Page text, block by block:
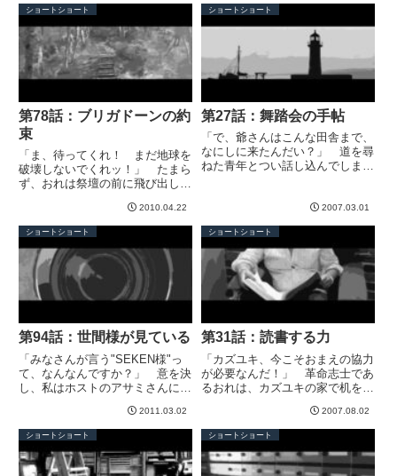
ショートショート
第78話：ブリガドーンの約
束
「ま、待ってくれ！ まだ地球を
破壊しないでくれッ！」 たまら
ず、おれは祭壇の前に飛び出して
た人影が、ぴたりと立ち止まる。
振り向いたローブの中には３つ、
４つ、７つの目が光っていた。
ごくり、と喉が鳴る。「おまえ
は...
2010.04.22
ショートショート
第27話：舞踏会の手帖
「で、爺さんはこんな田舎まで、
なにしに来たんだい？」 道を尋
ねた青年とつい話し込んでしまっ
長くなるが、と前置きして私は昔
話をはじめた。 私は今年で96
歳になるが、若いころは宇宙飛
行...
2007.03.01
ショートショート
第94話：世間様が見ている
「みなさんが言う"SEKEN様"っ
て、なんなんですか？」 意を決
し、私はホストのアサミさんに尋
しているのだから、この国の文化
を学びたい。「あぁ、世間様ね。
うーん、ローズちゃんには難しい
かしら」 小首をかしげるア...
2011.03.02
ショートショート
第31話：読書する力
「カズユキ、今こそおまえの協力
が必要なんだ！」 革命志士であ
るおれは、カズユキの家で机を叩
本を読みつづけている。今日とい
う今日は説得してやる。 おれと
カズユキは幼なじみ──。 ふた
りとも資産家の家に生まれたの
で...
2007.08.02
ショートショート ショートショート